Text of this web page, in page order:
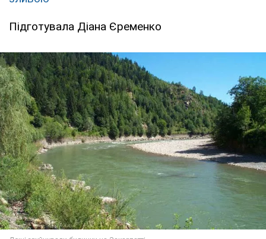
Підготувала Діана Єременко